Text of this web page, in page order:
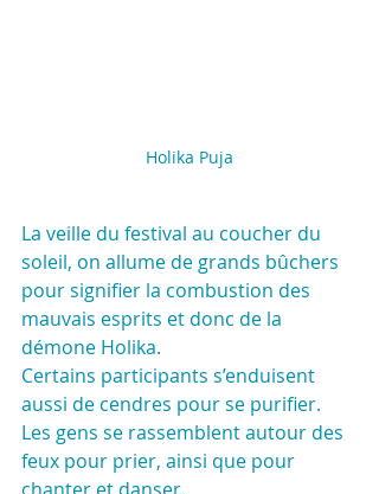
Holika Puja
La veille du festival au coucher du
soleil, on allume de grands bûchers
pour signifier la combustion des
mauvais esprits et donc de la
démone Holika.
Certains participants s’enduisent
aussi de cendres pour se purifier.
Les gens se rassemblent autour des
feux pour prier, ainsi que pour